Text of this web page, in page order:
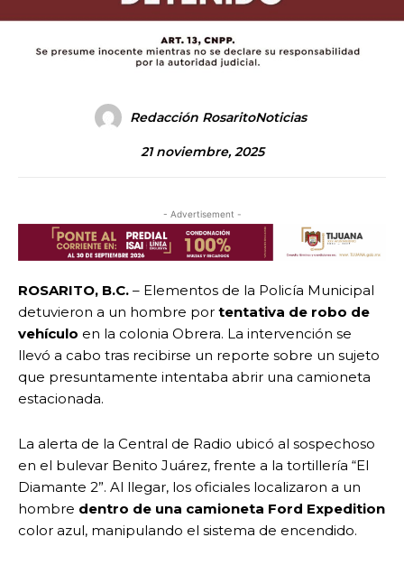
Redacción RosaritoNoticias
21 noviembre, 2025
- Advertisement -
ROSARITO, B.C. – Elementos de la Policía Municipal
detuvieron a un hombre por tentativa de robo de
vehículo en la colonia Obrera. La intervención se
llevó a cabo tras recibirse un reporte sobre un sujeto
que presuntamente intentaba abrir una camioneta
estacionada.
La alerta de la Central de Radio ubicó al sospechoso
en el bulevar Benito Juárez, frente a la tortillería “El
Diamante 2”. Al llegar, los oficiales localizaron a un
hombre dentro de una camioneta Ford Expedition
color azul, manipulando el sistema de encendido.